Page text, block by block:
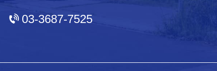
03-3687-7525